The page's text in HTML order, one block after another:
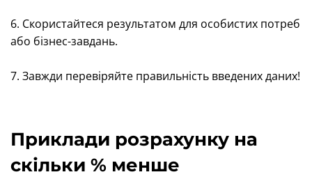
6. Скористайтеся результатом для особистих потреб
або бізнес-завдань.
7. Завжди перевіряйте правильність введених даних!
Приклади розрахунку на
скільки % менше